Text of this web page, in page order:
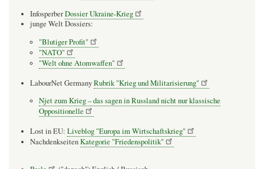
InfosperberDossier Ukraine-Krieg
junge Welt Dossiers:
"Blutiger Profit"
"NATO"
"Welt ohne Atomwaffen"
LabourNet GermanyRubrik "Krieg und Militarisierung"
Njet zum Krieg – das sagen in Russland nicht nur klassische
Oppositionelle
Lost in EU: Liveblog "Europa im Wirtschaftskrieg"
NachdenkseitenKategorie "Friedenspolitik"